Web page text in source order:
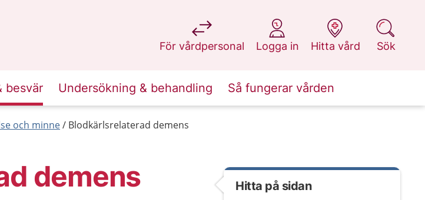
För vårdpersonal
på 1177.se
Logga in
på 1177.se
Hitta vård
på 1177.se
Sök
på 1177.se
besvär Undersökning & behandling Så fungerar vården
och minne Blodkärlsrelaterad demens
demens Hitta på sidan